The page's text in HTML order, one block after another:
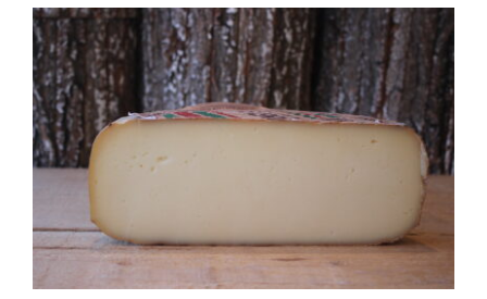
prix :
9,00€
à
36,00€